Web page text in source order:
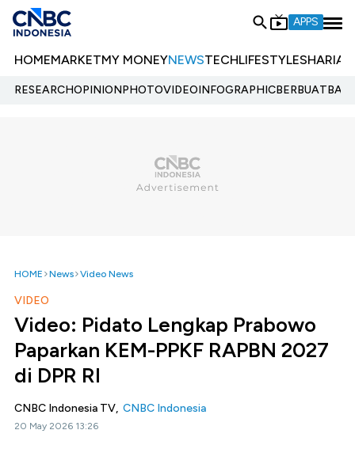
APPS
HOMEMARKETMY MONEYNEWSTECHLIFESTYLESHARIA
RESEARCHOPINIONPHOTOVIDEOINFOGRAPHIC
HOME News Video News
VIDEO
Video: Pidato Lengkap Prabowo
Paparkan KEM-PPKF RAPBN 2027
di DPR RI
CNBC Indonesia TV, CNBC Indonesia
20 May 2026 13:26